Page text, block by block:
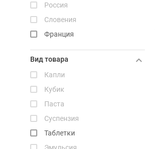
Россия
Словения
Франция
Вид товара
Капли
Кубик
Паста
Суспензия
Таблетки